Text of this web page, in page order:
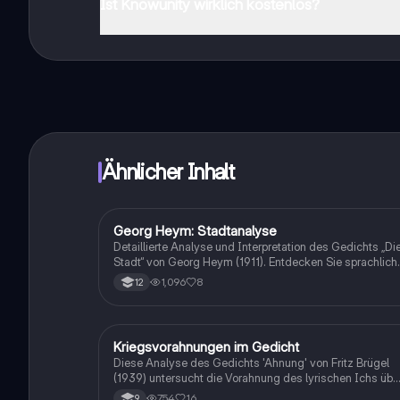
auf deinem Handy.
Ähnlicher Inhalt
Deutsch
Georg Heym: Stadtanalyse
Detaillierte Analyse und Interpretation des Gedichts
Stadt“ von Georg Heym (1911). Entdecken Sie
Besonderheiten, Metaphern und die Verbindung zu
Heyms Tagebuchaufzeichnungen. Ideal für Studierende
12 1,096 8
Deutsch
Kriegsvorahnungen im Gedicht
Diese Analyse des Gedichts 'Ahnung' von Fritz Brügel
(1939) untersucht die Vorahnung des lyrischen Ichs über
den bevorstehenden Krieg. Die Analyse beleuchtet